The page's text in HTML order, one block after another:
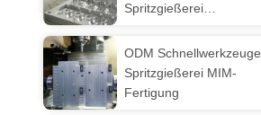
Spritzgießerei
ODM Schnellwerkzeuge
Spritzgießerei MIM-
Fertigung